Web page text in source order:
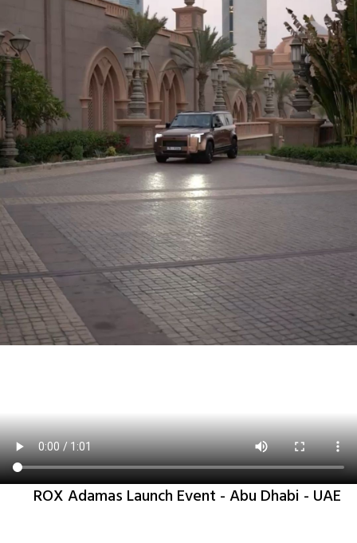
ROX Adamas Launch Event - Abu Dhabi - UAE